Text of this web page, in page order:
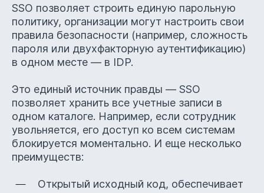
SSO позволяет строить единую парольную
политику, организации могут настроить свои
правила безопасности (например, сложность
пароля или двухфакторную аутентификацию)
в одном месте — в IDP.
Это единый источник правды — SSO
позволяет хранить все учетные записи в
одном каталоге. Например, если сотрудник
увольняется, его доступ ко всем системам
блокируется моментально. И еще несколько
преимуществ:
Открытый исходный код, обеспечивает
Мобильная версия для iOS,
Включены в
ПО Минкомсвязи